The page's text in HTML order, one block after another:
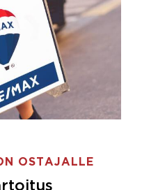
OSTAJALLE